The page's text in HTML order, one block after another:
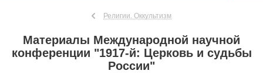
Религии. Оккультизм
Материалы Международной научной
конференции "1917-й: Церковь и судьбы
России"